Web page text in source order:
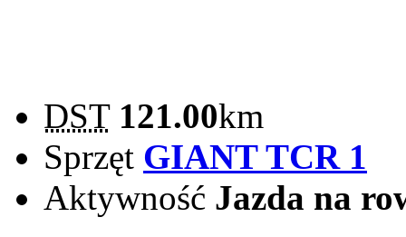
DST 121.00km
Sprzęt GIANT TCR 1
Aktywność Jazda na